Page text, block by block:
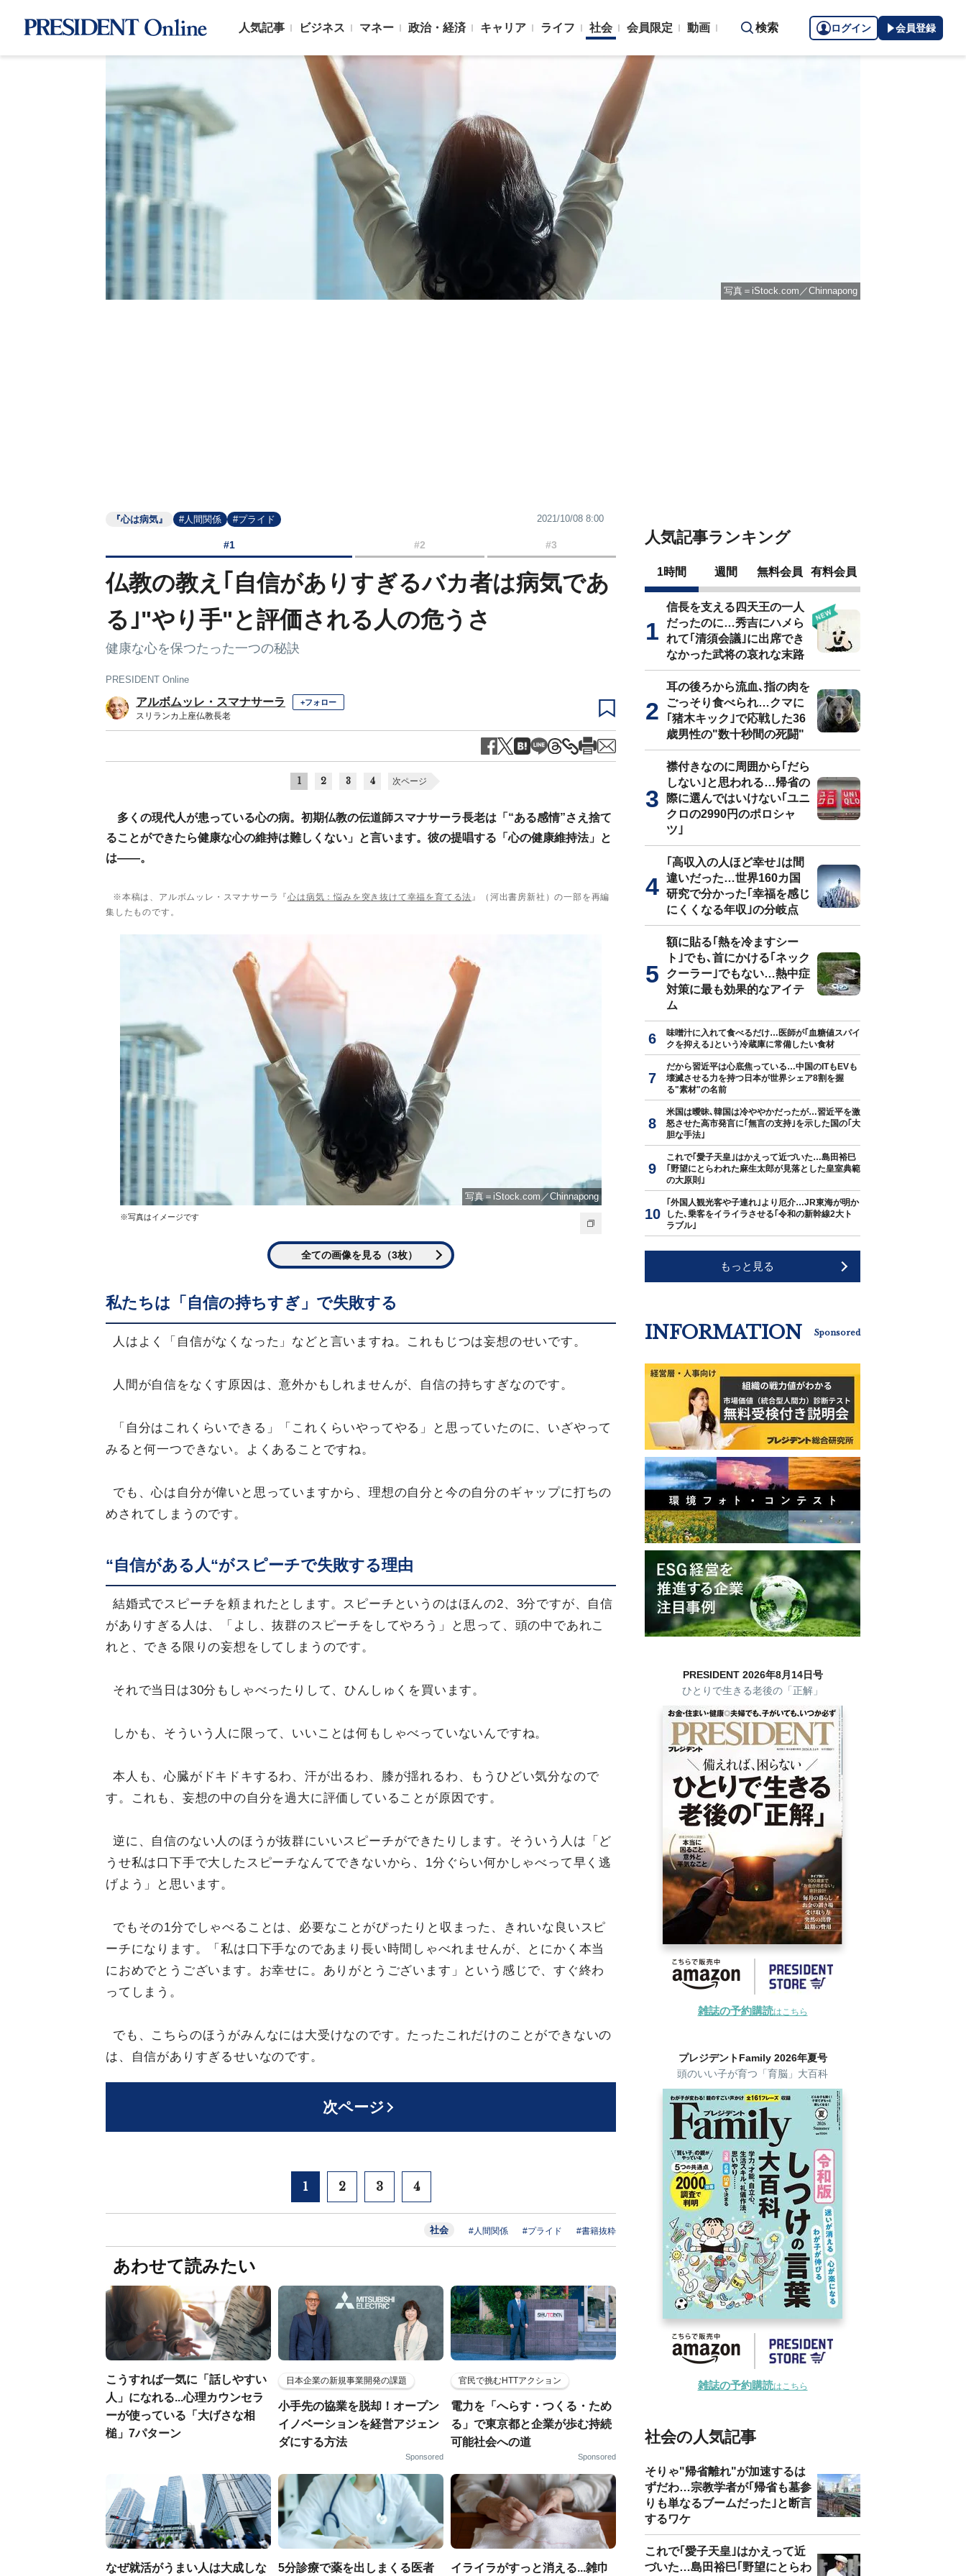
人気記事 ビジネス マネー 政治・経済 キャリア ライフ 社会 会員限定 動画 検索 ログイン 会員登録
写真＝iStock.com／Chinnapong
『心は病気』 #人間関係 #プライド 2021/10/08 8:00
#1 #2 #3
仏教の教え｢自信がありすぎるバカ者は病気であ
る｣"やり手"と評価される人の危うさ
健康な心を保つたった一つの秘訣
PRESIDENT Online
アルボムッレ・スマナサーラ +フォロー
スリランカ上座仏教長老
1 2 3 4 次ページ
多くの現代人が患っている心の病。初期仏教の伝道師スマナサーラ長老は「“ある感情”さえ捨て
ることができたら健康な心の維持は難しくない」と言います。彼の提唱する「心の健康維持法」と
は――。
※本稿は、アルボムッレ・スマナサーラ『心は病気：悩みを突き抜けて幸福を育てる法 』（河出書房新社）の一部を再編
集したものです。
写真＝iStock.com／Chinnapong
※写真はイメージです
全ての画像を見る（3枚）
私たちは「自信の持ちすぎ」で失敗する
人はよく「自信がなくなった」などと言いますね。これもじつは妄想のせいです。
人間が自信をなくす原因は、意外かもしれませんが、自信の持ちすぎなのです。
「自分はこれくらいできる」「これくらいやってやる」と思っていたのに、いざやって
みると何一つできない。よくあることですね。
でも、心は自分が偉いと思っていますから、理想の自分と今の自分のギャップに打ちの
めされてしまうのです。
“自信がある人“がスピーチで失敗する理由
結婚式でスピーチを頼まれたとします。スピーチというのはほんの2、3分ですが、自信
がありすぎる人は、「よし、抜群のスピーチをしてやろう」と思って、頭の中であれこ
れと、できる限りの妄想をしてしまうのです。
それで当日は30分もしゃべったりして、ひんしゅくを買います。
しかも、そういう人に限って、いいことは何もしゃべっていないんですね。
本人も、心臓がドキドキするわ、汗が出るわ、膝が揺れるわ、もうひどい気分なので
す。これも、妄想の中の自分を過大に評価していることが原因です。
逆に、自信のない人のほうが抜群にいいスピーチができたりします。そういう人は「ど
うせ私は口下手で大したスピーチなんてできないから、1分ぐらい何かしゃべって早く逃
げよう」と思います。
でもその1分でしゃべることは、必要なことがぴったりと収まった、きれいな良いスピ
ーチになります。「私は口下手なのであまり長い時間しゃべれませんが、とにかく本当
におめでとうございます。お幸せに。ありがとうございます」という感じで、すぐ終わ
ってしまう。
でも、こちらのほうがみんなには大受けなのです。たったこれだけのことができないの
は、自信がありすぎるせいなのです。
次ページ
1 2 3 4
社会 #人間関係 #プライド #書籍抜粋
あわせて読みたい
こうすれば一気に「話しやすい
人」になれる...心理カウンセラ
ーが使っている「大げさな相
槌」7パターン
日本企業の新規事業開発の課題
小手先の協業を脱却！オープン
イノベーションを経営アジェン
ダにする方法
Sponsored
官民で挑むHTTアクション
電力を「へらす・つくる・ため
る」で東京都と企業が歩む持続
可能社会への道
Sponsored
なぜ就活がうまい人は大成しな 5分診療で薬を出しまくる医者 イライラがすっと消える...雑巾
人気記事ランキング
1時間 週間 無料会員 有料会員
信長を支える四天王の一人
だったのに…秀吉にハメら
れて｢清須会議｣に出席でき
なかった武将の哀れな末路
耳の後ろから流血､指の肉を
ごっそり食べられ…クマに
｢猪木キック｣で応戦した36
歳男性の"数十秒間の死闘"
襟付きなのに周囲から｢だら
しない｣と思われる…帰省の
際に選んではいけない｢ユニ
クロの2990円のポロシャ
ツ｣
｢高収入の人ほど幸せ｣は間
違いだった…世界160カ国
研究で分かった｢幸福を感じ
にくくなる年収｣の分岐点
額に貼る｢熱を冷ますシー
ト｣でも､首にかける｢ネック
クーラー｣でもない…熱中症
対策に最も効果的なアイテ
ム
味噌汁に入れて食べるだけ…医師が｢血糖値スパイ
クを抑える｣という冷蔵庫に常備したい食材
だから習近平は心底焦っている…中国のITもEVも
壊滅させる力を持つ日本が世界シェア8割を握
る"素材"の名前
米国は曖昧､韓国は冷ややかだったが…習近平を激
怒させた高市発言に｢無言の支持｣を示した国の｢大
胆な手法｣
これで｢愛子天皇｣はかえって近づいた…島田裕巳
｢野望にとらわれた麻生太郎が見落とした皇室典範
の大原則｣
｢外国人観光客や子連れ｣より厄介…JR東海が明か
した､乗客をイライラさせる｢令和の新幹線2大ト
ラブル｣
もっと見る
INFORMATION Sponsored
PRESIDENT 2026年8月14日号
ひとりで生きる老後の「正解」
雑誌の予約購読はこちら
プレジデントFamily 2026年夏号
頭のいい子が育つ「育脳」大百科
雑誌の予約購読はこちら
社会の人気記事
そりゃ"帰省離れ"が加速するは
ずだわ…宗教学者が｢帰省も墓参
りも単なるブームだった｣と断言
するワケ
これで｢愛子天皇｣はかえって近
づいた…島田裕巳｢野望にとらわ